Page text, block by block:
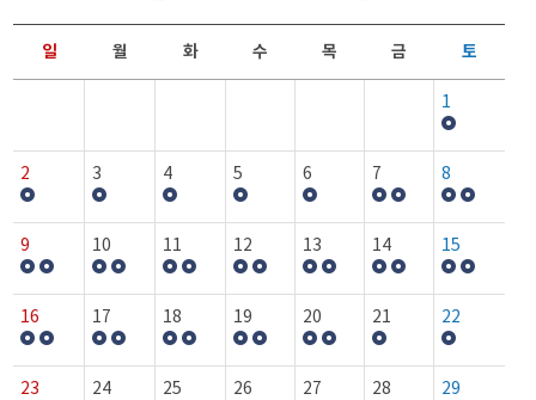
일 월 화 수 목 금 토
1
2 3 4 5 6 7 8
9 10 11 12 13 14 15
16 17 18 19 20 21 22
23 24 25 26 27 28 29